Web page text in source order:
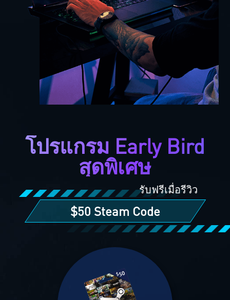
โปรแกรม Early Bird
สุดพิเศษ
รับฟรีเมื่อรีวิว
$50 Steam Code